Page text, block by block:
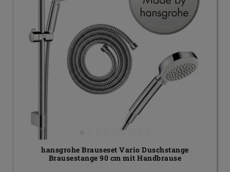
hansgrohe Brauseset Vario Duschstange
Brausestange 90 cm mit Handbrause